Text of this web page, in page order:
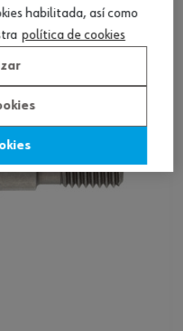
habilitada, así como
política de cookies